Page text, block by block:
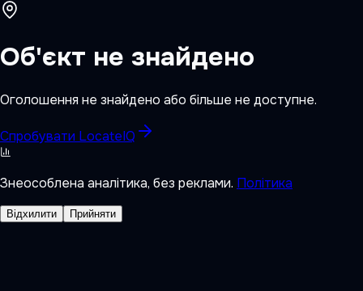
Об'єкт не знайдено
Оголошення не знайдено або більше не доступне.
Спробувати LocateIQ
Знеособлена аналітика, без реклами. Політика
Відхилити Прийняти